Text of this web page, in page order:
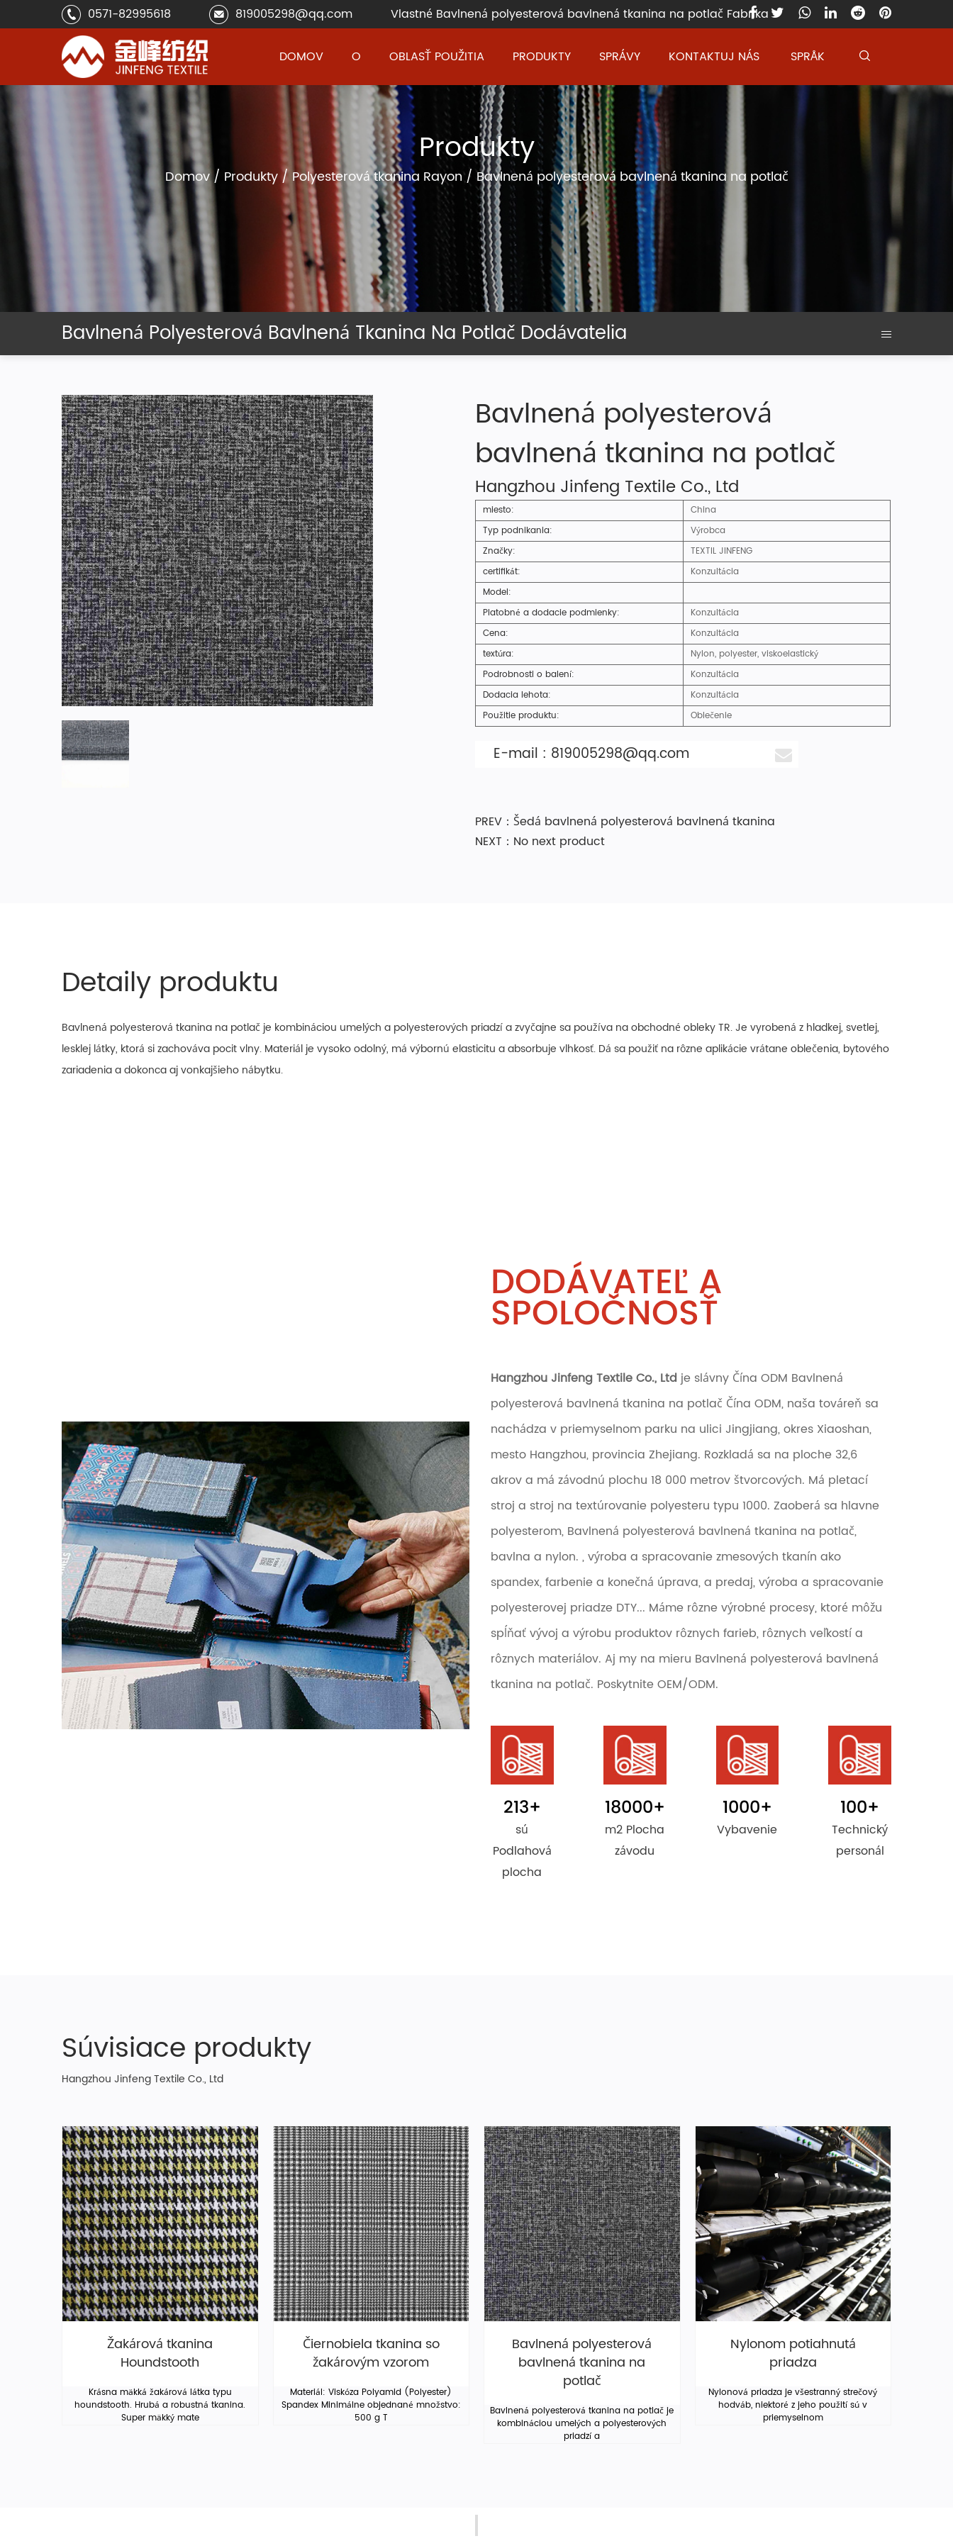
0571-82995618 819005298@qq.com Vlastné Bavlnená polyesterová bavlnená tkanina na potlač Fabrika
DOMOV O OBLASŤ POUŽITIA PRODUKTY SPRÁVY KONTAKTUJ NÁS SPRÅK
Produkty
Domov/ Produkty/ Polyesterová tkanina Rayon/ Bavlnená polyesterová bavlnená tkanina na potlač
Bavlnená Polyesterová Bavlnená Tkanina Na Potlač Dodávatelia
Bavlnená polyesterová
bavlnená tkanina na potlač
Hangzhou Jinfeng Textile Co., Ltd
miesto:
China
Typ podnikania:
Výrobca
Značky:
TEXTIL JINFENG
certifikát:
Konzultácia
Model:
Platobné a dodacie podmienky:
Konzultácia
Cena:
Konzultácia
textúra:
Nylon, polyester, viskoelastický
Podrobnosti o balení:
Konzultácia
Dodacia lehota:
Konzultácia
Použitie produktu:
Oblečenie
E-mail : 819005298@qq.com
PREV：Šedá bavlnená polyesterová bavlnená tkanina
NEXT：No next product
Detaily produktu
Bavlnená polyesterová tkanina na potlač je kombináciou umelých a polyesterových priadzí a zvyčajne sa používa na obchodné obleky TR. Je vyrobená z hladkej, svetlej,
lesklej látky, ktorá si zachováva pocit vlny. Materiál je vysoko odolný, má výbornú elasticitu a absorbuje vlhkosť. Dá sa použiť na rôzne aplikácie vrátane oblečenia, bytového
zariadenia a dokonca aj vonkajšieho nábytku.
DODÁVATEĽ A
SPOLOČNOSŤ
Hangzhou Jinfeng Textile Co., Ltd je slávny Čína ODM Bavlnená
polyesterová bavlnená tkanina na potlač Čína ODM, naša továreň sa
nachádza v priemyselnom parku na ulici Jingjiang, okres Xiaoshan,
mesto Hangzhou, provincia Zhejiang. Rozkladá sa na ploche 32,6
akrov a má závodnú plochu 18 000 metrov štvorcových. Má pletací
stroj a stroj na textúrovanie polyesteru typu 1000. Zaoberá sa hlavne
polyesterom, Bavlnená polyesterová bavlnená tkanina na potlač,
bavlna a nylon. , výroba a spracovanie zmesových tkanín ako
spandex, farbenie a konečná úprava, a predaj, výroba a spracovanie
polyesterovej priadze DTY... Máme rôzne výrobné procesy, ktoré môžu
spĺňať vývoj a výrobu produktov rôznych farieb, rôznych veľkostí a
rôznych materiálov. Aj my na mieru Bavlnená polyesterová bavlnená
tkanina na potlač. Poskytnite OEM/ODM.
213+
sú
Podlahová
plocha
18000+
m2 Plocha
závodu
1000+
Vybavenie
100+
Technický
personál
Súvisiace produkty
Hangzhou Jinfeng Textile Co., Ltd
Žakárová tkanina
Houndstooth
Krásna mäkká žakárová látka typu
houndstooth. Hrubá a robustná tkanina.
Super mäkký mate
Čiernobiela tkanina so
žakárovým vzorom
Materiál: Viskóza Polyamid (Polyester)
Spandex Minimálne objednané množstvo:
500 g T
Bavlnená polyesterová
bavlnená tkanina na
potlač
Bavlnená polyesterová tkanina na potlač je
kombináciou umelých a polyesterových
priadzí a
Nylonom potiahnutá
priadza
Nylonová priadza je všestranný strečový
hodváb, niektoré z jeho použití sú v
priemyselnom